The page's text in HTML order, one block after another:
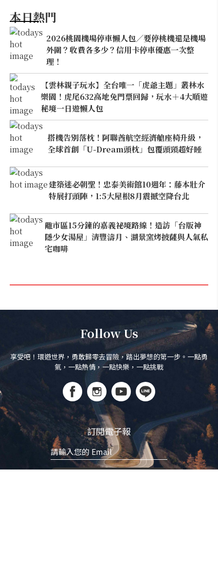
本日熱門
2026桃園機場停車懶人包／要停桃機還是機場
外圍？收費各多少？信用卡停車優惠一次整
理！
【雲林親子玩水】全台唯一「虎爺主題」叢林水
樂園！虎尾632高地免門票回歸，玩水＋4大順遊
秘境一日遊懶人包
搭機告別落枕！阿聯酋航空經濟艙座椅升級，
全球首創「U-Dream頭枕」包覆頭頸超好睡
建築迷必朝聖！忠泰美術館10週年：藤本壯介
特展打頭陣，1:5大屋根8月震撼空降台北
離市區15分鐘的嘉義祕境路線！造訪「台版神
隱少女湯屋」清豐濤月、湖景窯烤披薩與人氣私
宅咖啡
Follow Us
享受吧！環遊世界，勇敢歸零去冒險，踏出夢想的第一步。一點勇
氣，一點熱情，一點快樂，一點挑戰
訂閱電子報